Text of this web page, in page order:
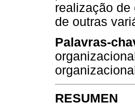
realização de
de outras
Palavras-
RESUMEN